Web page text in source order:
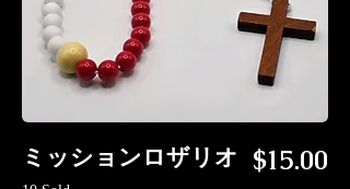
ミッションロザリオ 価格
$15.00